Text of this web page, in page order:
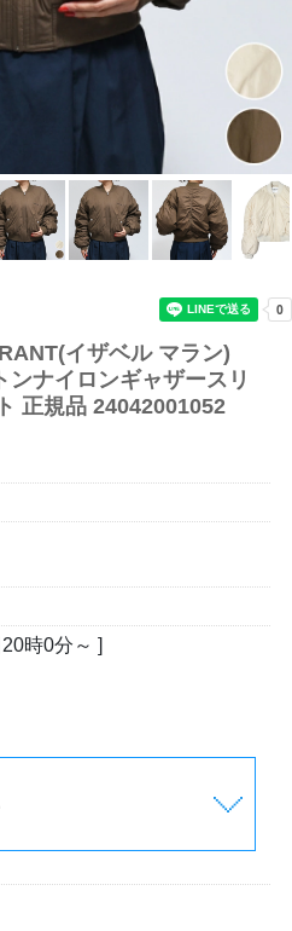
イザベル マラン)
ナイロンギャザースリ
正規品 24042001052
時0分 ～ ]